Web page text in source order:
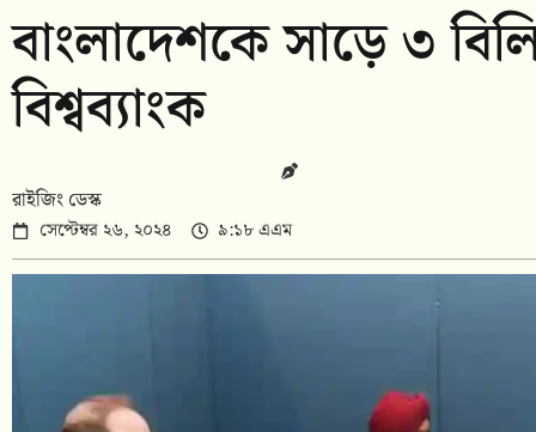
বাংলাদেশকে সাড়ে ৩
বিশ্বব্যাংক
রাইজিং ডেস্ক
সেপ্টেম্বর ২৬, ২০২৪ ৯:১৮ এএম